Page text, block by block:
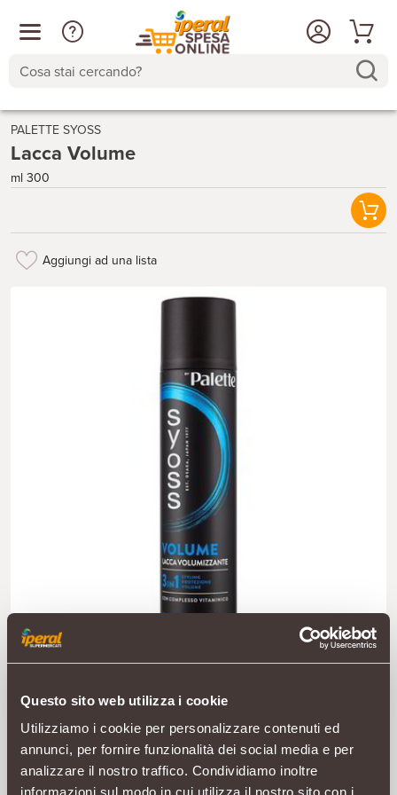
Questo sito web utilizza i cookie
Utilizziamo i cookie per personalizzare contenuti ed
annunci, per fornire funzionalità dei social media e per
analizzare il nostro traffico. Condividiamo inoltre
informazioni sul modo in cui utilizza il nostro sito con i
Cosa stai cercando?
PALETTE SYOSS
Lacca Volume
ml 300
Aggiungi ad una lista